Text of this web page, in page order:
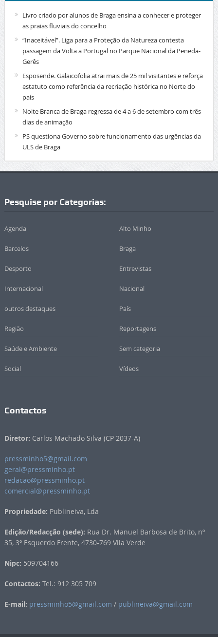
Livro criado por alunos de Braga ensina a conhecer e proteger
as praias fluviais do concelho
“Inaceitável”. Liga para a Proteção da Natureza contesta
passagem da Volta a Portugal no Parque Nacional da Peneda-
Gerês
Esposende. Galaicofolia atrai mais de 25 mil visitantes e reforça
estatuto como referência da recriação histórica no Norte do
país
Noite Branca de Braga regressa de 4 a 6 de setembro com três
dias de animação
PS questiona Governo sobre funcionamento das urgências da
ULS de Braga
Pesquise por Categorias:
Agenda Alto Minho
Barcelos Braga
Desporto Entrevistas
Internacional Nacional
outros destaques País
Região Reportagens
Saúde e Ambiente Sem categoria
Social Vídeos
Contactos
Diretor: Carlos Machado Silva (CP 2037-A)
pressminho5@gmail.com
geral@pressminho.pt
redacao@pressminho.pt
comercial@pressminho.pt
Propriedade: Publineiva, Lda
Edição/Redacção (sede): Rua Dr. Manuel Barbosa de Brito, nº
35, 3º Esquerdo Frente, 4730-769 Vila Verde
Nipc: 509704166
Contactos: Tel.: 912 305 709
E-mail: pressminho5@gmail.com / publineiva@gmail.com